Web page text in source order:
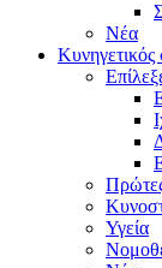
Νέα
Κυνηγετικός
Υγεία